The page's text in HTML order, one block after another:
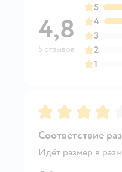
4,8
5 отзывов
5
4
3
2
1
Рейтинг:4
Соответствие
Идёт размер в